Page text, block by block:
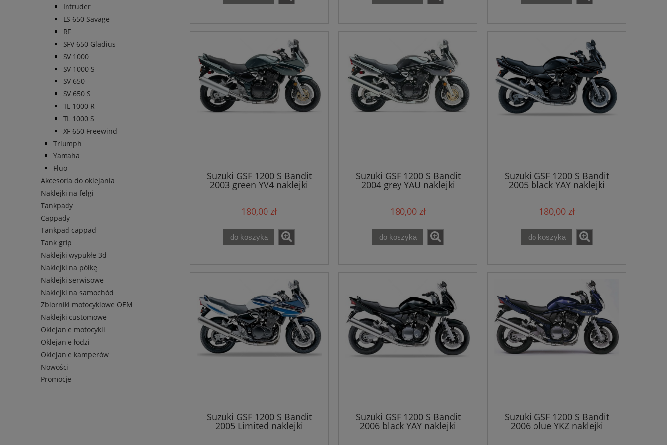
Intruder
LS 650 Savage
RF
SFV 650 Gladius
SV 1000
SV 1000 S
SV 650
SV 650 S
TL 1000 R
TL 1000 S
XF 650 Freewind
Triumph
Yamaha
Fluo
Akcesoria do oklejania
Naklejki na felgi
Tankpady
Cappady
Tankpad cappad
Tank grip
Naklejki wypukłe 3d
Naklejki na półkę
Naklejki serwisowe
Naklejki na samochód
Zbiorniki motocyklowe OEM
Naklejki customowe
Oklejanie motocykli
Oklejanie łodzi
Oklejanie kamperów
Nowości
Promocje
Suzuki GSF 1200 S Bandit
2003 green YV4 naklejki
180,00 zł
do koszyka
Suzuki GSF 1200 S Bandit
2004 grey YAU naklejki
180,00 zł
do koszyka
Suzuki GSF 1200 S Bandit
2005 black YAY naklejki
180,00 zł
do koszyka
Suzuki GSF 1200 S Bandit
2005 Limited naklejki
Suzuki GSF 1200 S Bandit
2006 black YAY naklejki
Suzuki GSF 1200 S Bandit
2006 blue YKZ naklejki